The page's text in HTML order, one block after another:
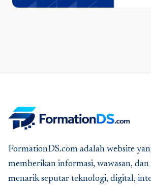
FormationDS.com adalah website
memberikan informasi, wawasan,
menarik seputar teknologi, digital,